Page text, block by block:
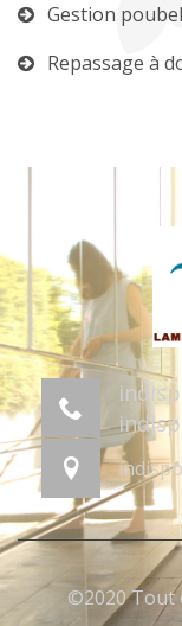
Gestion
Repassage à
©2020 Tout